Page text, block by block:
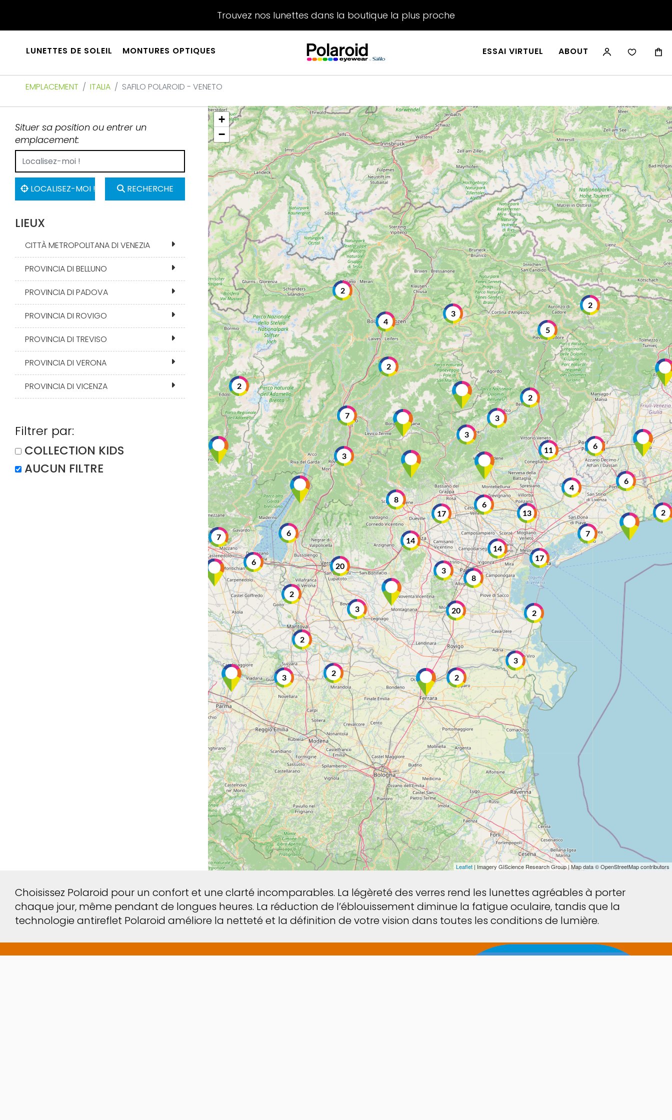
Trouvez nos lunettes dans la boutique la plus proche
LUNETTES DE SOLEIL MONTURES OPTIQUES ESSAI VIRTUEL ABOUT
EMPLACEMENT ITALIA SAFILO POLAROID - VENETO
Situer sa position ou entrer un
emplacement:
LOCALISEZ-MOI ! RECHERCHE
LIEUX
CITTÀ METROPOLITANA DI VENEZIA
PROVINCIA DI BELLUNO
PROVINCIA DI PADOVA
PROVINCIA DI ROVIGO
PROVINCIA DI TREVISO
PROVINCIA DI VERONA
PROVINCIA DI VICENZA
Filtrer par:
COLLECTION KIDS
AUCUN FILTRE
14
17
2
13
3
3
2
5
8
17
20
2
11
20
7
8
14
6
6
2
4
6
7
6
3
6
4
3
3
7
2
2
2
3
2
3
3
2
2
2
+
−
Leaflet | Imagery GIScience Research Group | Map data © OpenStreetMap contributors
Choisissez Polaroid pour un confort et une clarté incomparables. La légèreté des verres rend les lunettes agréables à porter
chaque jour, même pendant de longues heures. La réduction de l’éblouissement diminue la fatigue oculaire, tandis que la
technologie antireflet Polaroid améliore la netteté et la définition de votre vision dans toutes les conditions de lumière.